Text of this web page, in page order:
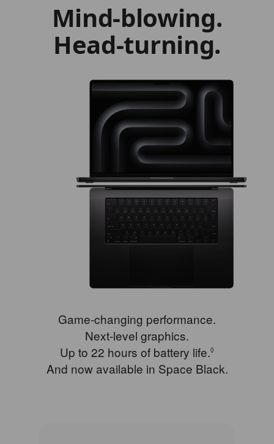
Mind‑blowing.
Head‑turning.
Game‑changing performance.
Next‑level graphics.
Up to 22 hours of battery life.◊
And now available in Space Black.